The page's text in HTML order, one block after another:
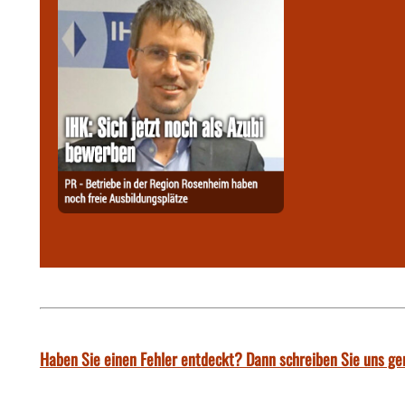
Haben Sie einen Fehler entdeckt? Dann schreiben Sie uns